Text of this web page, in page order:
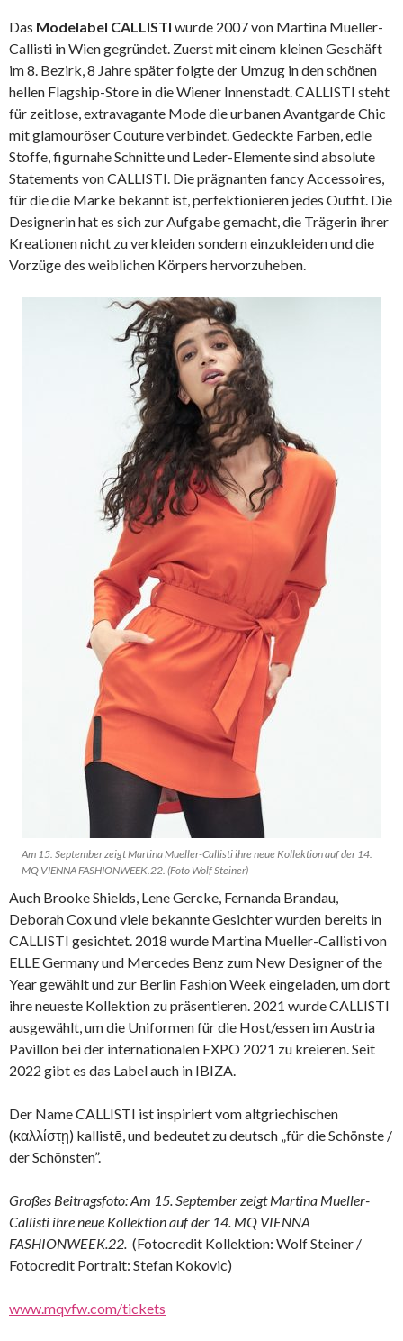
Das Modelabel CALLISTI wurde 2007 von Martina Mueller-
Callisti in Wien gegründet. Zuerst mit einem kleinen Geschäft
im 8. Bezirk, 8 Jahre später folgte der Umzug in den schönen
hellen Flagship-Store in die Wiener Innenstadt. CALLISTI steht
für zeitlose, extravagante Mode die urbanen Avantgarde Chic
mit glamouröser Couture verbindet. Gedeckte Farben, edle
Stoffe, figurnahe Schnitte und Leder-Elemente sind absolute
Statements von CALLISTI. Die prägnanten fancy Accessoires,
für die die Marke bekannt ist, perfektionieren jedes Outfit. Die
Designerin hat es sich zur Aufgabe gemacht, die Trägerin ihrer
Kreationen nicht zu verkleiden sondern einzukleiden und die
Vorzüge des weiblichen Körpers hervorzuheben.
Am 15. September zeigt Martina Mueller-Callisti ihre neue Kollektion auf der 14.
MQ VIENNA FASHIONWEEK.22. (Foto Wolf Steiner)
Auch Brooke Shields, Lene Gercke, Fernanda Brandau,
Deborah Cox und viele bekannte Gesichter wurden bereits in
CALLISTI gesichtet. 2018 wurde Martina Mueller-Callisti von
ELLE Germany und Mercedes Benz zum New Designer of the
Year gewählt und zur Berlin Fashion Week eingeladen, um dort
ihre neueste Kollektion zu präsentieren. 2021 wurde CALLISTI
ausgewählt, um die Uniformen für die Host/essen im Austria
Pavillon bei der internationalen EXPO 2021 zu kreieren. Seit
2022 gibt es das Label auch in IBIZA.
Der Name CALLISTI ist inspiriert vom altgriechischen
(καλλίστῃ) kallistē, und bedeutet zu deutsch „für die Schönste /
der Schönsten”.
Großes Beitragsfoto: Am 15. September zeigt Martina Mueller-
Callisti ihre neue Kollektion auf der 14. MQ VIENNA
FASHIONWEEK.22. (Fotocredit Kollektion: Wolf Steiner /
Fotocredit Portrait: Stefan Kokovic)
www.mqvfw.com/tickets